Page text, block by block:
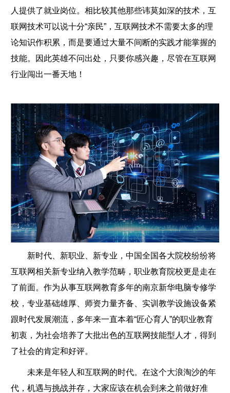
人提供了就业岗位。相比较其他那些讳莫如深的技术，互
联网技术可以说十分“亲民”，互联网技术不需要太多的理
论知识作积累，而是要通过大量不间断的实践才能掌握的
技能。因此英雄不问出处，只要你感兴趣，尽管在互联网
行业闯出一番天地！
新时代、新职业、新专业，中国全国各大院校纷纷将
互联网相关新专业纳入教学范畴，职业教育院校更是走在
了前面。作为从事互联网教育多年的南京新华电脑专修学
校，专业基础雄厚、师资力量齐备、实训教学设施设备紧
跟时代发展潮流，多年来一直本着“匠心育人”的职业教育
初衷，为社会培养了大批出色的互联网技能型人才，得到
了社会的肯定和好评。
未来是年轻人和互联网的时代。在这个大浪淘沙的年
代，机遇与挑战并存，大家应该在机会到来之前做好准